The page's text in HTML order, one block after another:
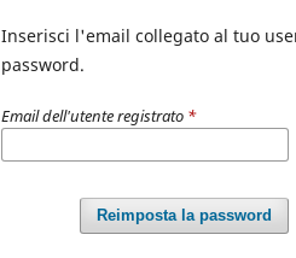
Inserisci l'email collegato al tuo
password.
Email dell'utente registrato *
Reimposta la password